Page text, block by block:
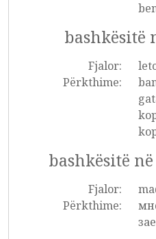
bashkësitë
Fjalor:
Përkthime:
bashkësitë
Fjalor:
Përkthime: